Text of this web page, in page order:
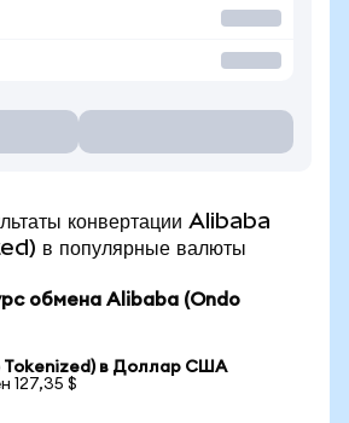
конвертации Alibaba
в популярные валюты
обмена Alibaba (Ondo
Tokenized) в Доллар США
127,35 $